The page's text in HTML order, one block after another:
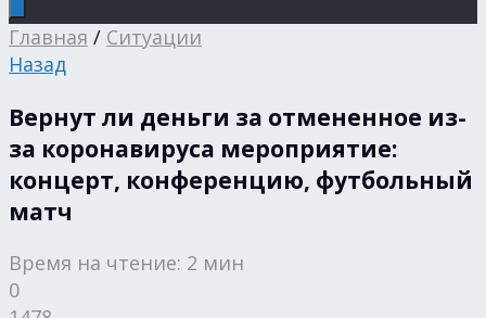
Главная / Ситуации
Назад
Вернут ли деньги за отмененное из-
за коронавируса мероприятие:
концерт, конференцию, футбольный
матч
Время на чтение: 2 мин
0